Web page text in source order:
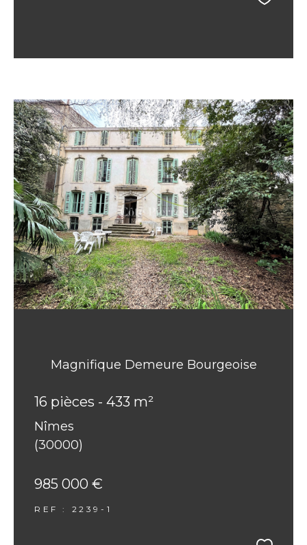
Magnifique Demeure Bourgeoise
16 pièces - 433 m²
Nîmes
(30000)
985 000 €
REF : 2239-1